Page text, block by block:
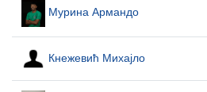
Мурина Армандо
Кнежевић Михајло